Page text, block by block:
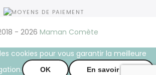
- 2026 Maman Comète
cookies pour vous garantir la meilleure
OK En savoir plus